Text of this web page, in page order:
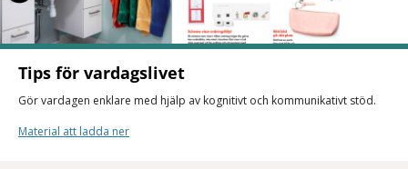
Tips för vardagslivet
Gör vardagen enklare med hjälp av kognitivt och kommunikativt stöd.
Material att ladda ner